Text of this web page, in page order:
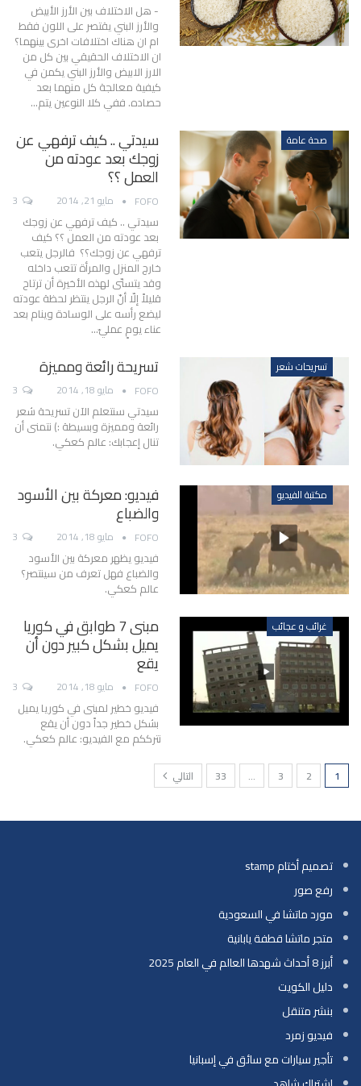
- هل الاختلاف بين الأرز الأبيض
والأرز البني يقتصر على اللون فقط
ام ان هناك اختلافات اخرى بينهما؟
ان الاختلاف الحقيقي بين كل من
الارز الابيض والأرز البني يكمن في
كيفية معالجة كل منهما بعد
حصاده. ففي كلا النوعين يتم…
صحة عامة سيدتي .. كيف ترفهي عن
زوجك بعد عودته من
العمل ؟؟
FOFO مايو 21, 2014
سيدتي .. كيف ترفهي عن زوجك
بعد عودته من العمل ؟؟ كيف
ترفهي عن زوجك؟؟ فالرجل يتعب
خارج المنزل والمرأة تتعب داخله
وقد يتسنّى لهذه الأخيرة أن ترتاح
قليلاً إلّا أنّ الرجل ينتظر لحظة عودته
ليضع رأسه على الوسادة وينام بعد
عناء يومٍ عمليّ…
تسريحات شعر تسريحة رائعة ومميزة
FOFO مايو 18, 2014
سيدتي سنتعلم الآن تسريحة شعر
رائعة ومميزة وبسيطة :) نتمنى أن
تنال إعجابك: عالم كعكي.
مكتبة الفيديو فيديو: معركة بين الأسود
والضباع
FOFO مايو 18, 2014
فيديو يظهر معركة بين الأسود
والضباع فهل تعرف من سينتصر؟
عالم كعكي.
غرائب و عجائب مبنى 7 طوابق في كوريا
يميل بشكل كبير دون أن
يقع
FOFO مايو 18, 2014
فيديو خطير لمبنى في كوريا يميل
بشكل خطير جداً دون أن يقع
نترككم مع الفيديو: عالم كعكي.
1
2
3
…
33 التالي
تصميم أختام stamp
رفع صور
مورد ماتشا في السعودية
متجر ماتشا قطفة يابانية
أبرز 8 أحداث شهدها العالم في العام 2025
دليل الكويت
بنشر متنقل
فيديو زمرد
تأجير سيارات مع سائق في إسبانيا